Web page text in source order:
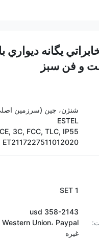
يگانه ديواري
شنژن، چین (سرزمین
ESTEL
3C, FCC, TLC, IP55
ET2117227511012020
1 SET
358-2143 usd
غیره